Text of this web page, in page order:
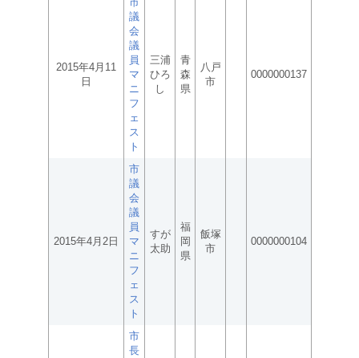
2015年4月11
日
議
会
議
員
マ
ニ
フ
ェ
ス
ト
三浦
ひろ
し
青
森
県
八戸
市
0000000137
2015年4月2日
市
議
会
議
員
マ
ニ
フ
ェ
ス
ト
すが
太助
福
岡
県
飯塚
市
0000000104
市
長